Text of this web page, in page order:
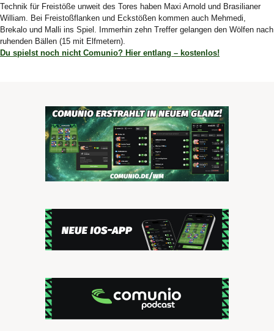
Technik für Freistöße unweit des Tores haben Maxi Arnold und Brasilianer
William. Bei Freistoßflanken und Eckstößen kommen auch Mehmedi,
Brekalo und Malli ins Spiel. Immerhin zehn Treffer gelangen den Wölfen nach
ruhenden Bällen (15 mit Elfmetern).
Du spielst noch nicht Comunio? Hier entlang – kostenlos!